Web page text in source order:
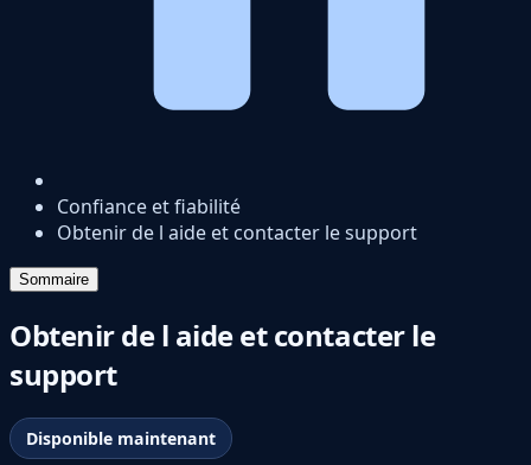
Confiance et fiabilité
Obtenir de l aide et contacter le support
Sommaire
Obtenir de l aide et contacter le
support
Disponible maintenant